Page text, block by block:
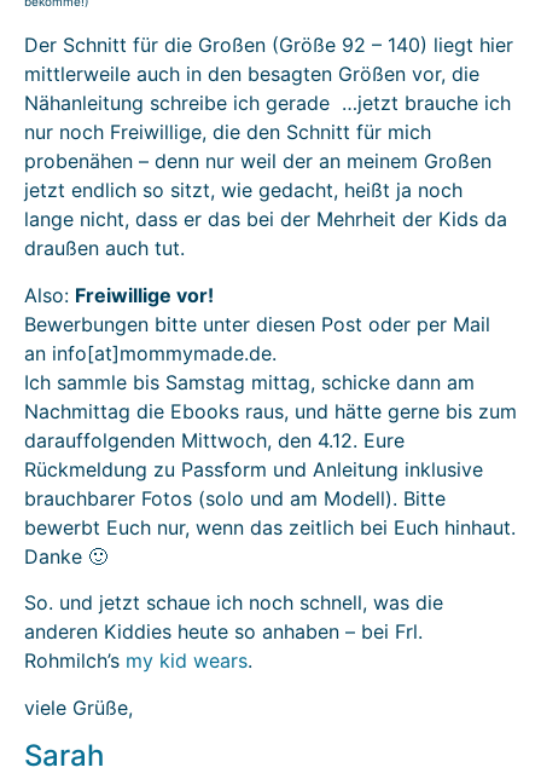
Der Schnitt für die Großen (Größe 92 – 140) liegt hier
mittlerweile auch in den besagten Größen vor, die
Nähanleitung schreibe ich gerade …jetzt brauche ich
nur noch Freiwillige, die den Schnitt für mich
probenähen – denn nur weil der an meinem Großen
jetzt endlich so sitzt, wie gedacht, heißt ja noch
lange nicht, dass er das bei der Mehrheit der Kids da
draußen auch tut.
Also: Freiwillige vor!
Bewerbungen bitte unter diesen Post oder per Mail
an info[at]mommymade.de.
Ich sammle bis Samstag mittag, schicke dann am
Nachmittag die Ebooks raus, und hätte gerne bis zum
darauffolgenden Mittwoch, den 4.12. Eure
Rückmeldung zu Passform und Anleitung inklusive
brauchbarer Fotos (solo und am Modell). Bitte
bewerbt Euch nur, wenn das zeitlich bei Euch hinhaut.
Danke 🙂
So. und jetzt schaue ich noch schnell, was die
anderen Kiddies heute so anhaben – bei Frl.
Rohmilch’s my kid wears.
viele Grüße,
Sarah